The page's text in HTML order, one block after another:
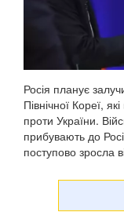
Росія планує
Північної Кореї,
проти України.
прибувають до
поступово зросла